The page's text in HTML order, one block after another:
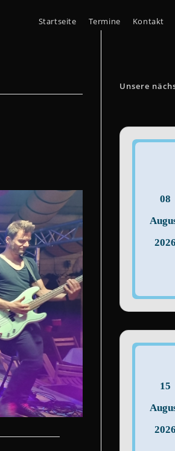
Startseite Termine Kontakt
Unsere
08
2026
15
2026